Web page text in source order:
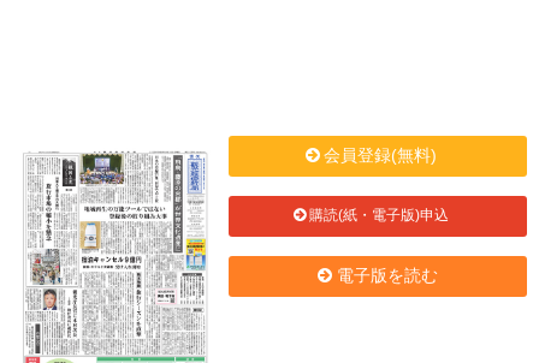
会員登録(無料)
購読(紙・電子版)申込
電子版を読む